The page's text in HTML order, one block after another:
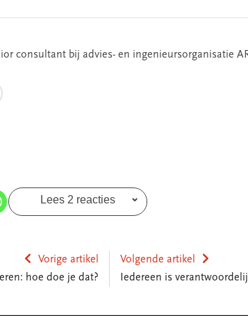
consultant bij advies- en ingenieursorganisatie
Lees 2 reacties
Vorige artikel
hoe doe je dat?
Volgende artikel
Iedereen is